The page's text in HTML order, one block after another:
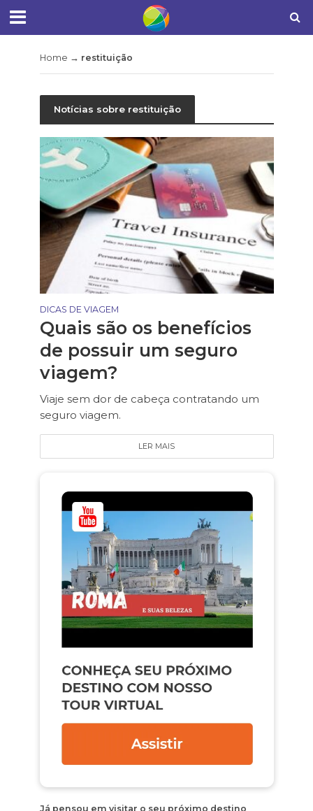
Home → restituição
Notícias sobre restituição
DICAS DE VIAGEM
Quais são os benefícios
de possuir um seguro
viagem?
Viaje sem dor de cabeça contratando um
seguro viagem.
LER MAIS
Já pensou em visitar o seu próximo destino